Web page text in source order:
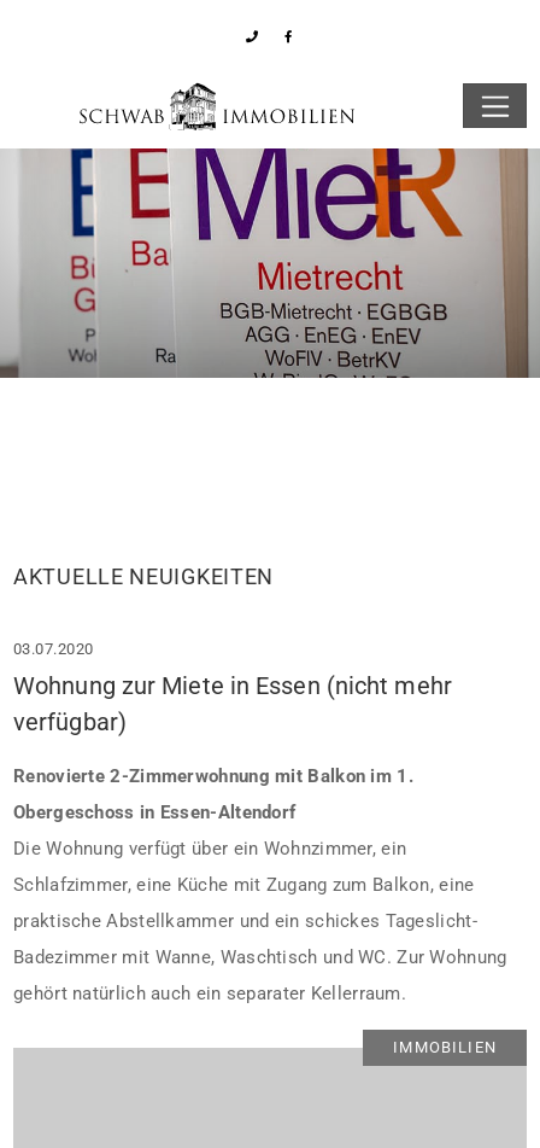
AKTUELLE NEUIGKEITEN
IMMOBILIEN
03.07.2020
Wohnung zur Miete in Essen (nicht mehr
verfügbar)
Renovierte 2-Zimmerwohnung mit Balkon im 1.
Obergeschoss in Essen-Altendorf
Die Wohnung verfügt über ein Wohnzimmer, ein
Schlafzimmer, eine Küche mit Zugang zum Balkon, eine
praktische Abstellkammer und ein schickes Tageslicht-
Badezimmer mit Wanne, Waschtisch und WC. Zur Wohnung
gehört natürlich auch ein separater Kellerraum.